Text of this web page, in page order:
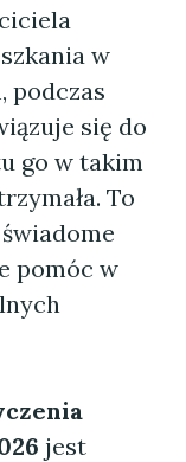
w
podczas
się do
go w takim
To
pomóc w
jest